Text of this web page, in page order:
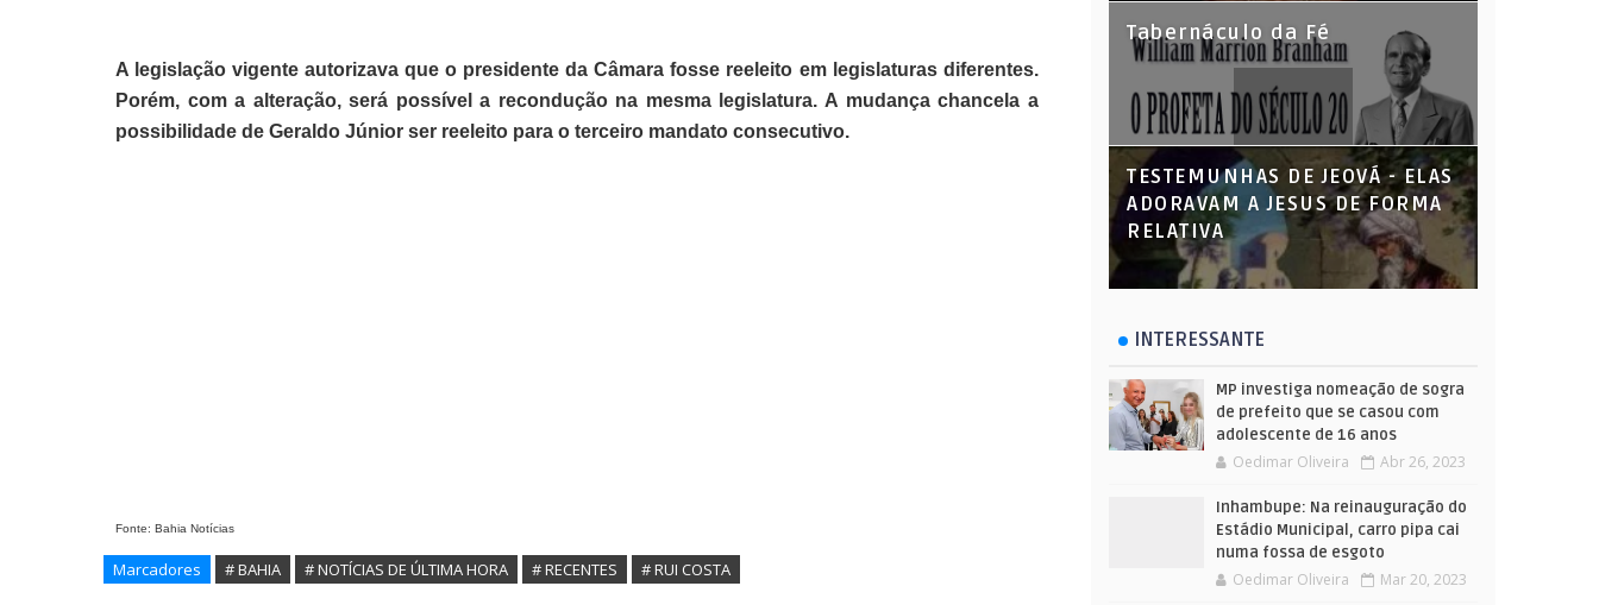
A legislação vigente autorizava que o presidente da Câmara fosse reeleito em legislaturas diferentes.
Porém, com a alteração, será possível a recondução na mesma legislatura. A mudança chancela a
possibilidade de Geraldo Júnior ser reeleito para o terceiro mandato consecutivo.
Fonte: Bahia Notícias
Marcadores # BAHIA # NOTÍCIAS DE ÚLTIMA HORA # RECENTES # RUI COSTA
Tabernáculo da Fé
TESTEMUNHAS DE JEOVÁ - ELAS
ADORAVAM A JESUS DE FORMA
RELATIVA
INTERESSANTE
MP investiga nomeação de sogra
de prefeito que se casou com
adolescente de 16 anos
Oedimar Oliveira Abr 26, 2023
Inhambupe: Na reinauguração do
Estádio Municipal, carro pipa cai
numa fossa de esgoto
Oedimar Oliveira Mar 20, 2023